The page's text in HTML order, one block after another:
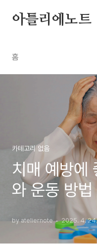
아틀리에노트
홈
카테고리 없음
치매 예방에
와 운동 방
by ateliernote 2025. 4. 24.